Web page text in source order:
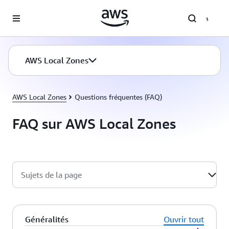
AWS Local Zones
AWS Local Zones Questions fréquentes (FAQ)
FAQ sur AWS Local Zones
Sujets de la page
Généralités
Ouvrir tout